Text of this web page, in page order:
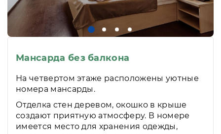
Мансарда без балкона
На четвертом этаже расположены уютные
номера мансарды.
Отделка стен деревом, окошко в крыше
создают приятную атмосферу. В номере
имеется место для хранения одежды,